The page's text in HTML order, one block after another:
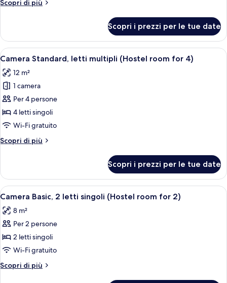
th)
Family
Room
with
Balcony
in
Scopri di più
Standard,
letti
multipli
Family
Room
Balcony
in
Scopri i prezzi per le tue date
Apri
tutte
le
foto
per
Camera
Standard,
multipli
for
4)
Camera con letto a castello,
2
Camera Standard, letti multipli (Hostel room for 4)
12 m²
1 camera
Per 4 persone
4 letti singoli
Wi-Fi gratuito
Scopri di più
Altri
Standard,
letti
multipli
room
for
Scopri i prezzi per le tue date
Apri
tutte
le
foto
per
Camera
Basic,
2
Camera con letto a castello,
2
Camera Basic, 2 letti singoli (Hostel room for 2)
8 m²
Per 2 persone
2 letti singoli
Wi-Fi gratuito
Scopri di più
Altri